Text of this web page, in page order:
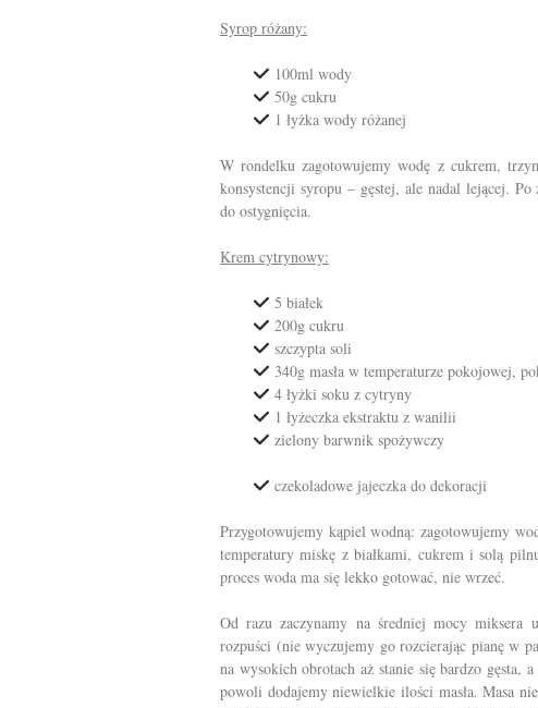
Syrop różany:
100ml wody
50g cukru
1 łyżka wody różanej
W rondelku zagotowujemy wodę z cukrem,
konsystencji syropu – gęstej, ale nadal lejącej.
do ostygnięcia.
Krem cytrynowy:
5 białek
200g cukru
szczypta soli
340g masła w temperaturze pokojowej,
4 łyżki soku z cytryny
1 łyżeczka ekstraktu z wanilii
zielony barwnik spożywczy
czekoladowe jajeczka do dekoracji
Przygotowujemy kąpiel wodną: zagotowujemy
temperatury miskę z białkami, cukrem i solą
proces woda ma się lekko gotować, nie wrzeć.
Od razu zaczynamy na średniej mocy miksera
rozpuści (nie wyczujemy go rozcierając pianę w
na wysokich obrotach aż stanie się bardzo gęsta,
powoli dodajemy niewielkie ilości masła. Masa